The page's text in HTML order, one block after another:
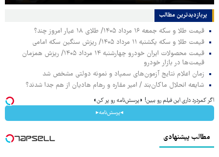
پربازدیدترین‌ مطالب
قیمت طلا و سکه جمعه ۱۶ مرداد ۱۴۰۵/ طلای ۱۸ عیار امروز چند؟
قیمت طلا و سکه یکشنبه ۱۱ مرداد ۱۴۰۵/ ریزش سنگین سکه امامی
قیمت محصولات ایران خودرو چهارشنبه ۱۴ مرداد ۱۴۰۵/ ریزش همزمان
قیمت‌ها در بازار خودرو
زمان اعلام نتایج آزمون‌های سمپاد و نمونه دولتی مشخص شد
شایعه انحلال ماکان‌بند / امیر مقاره و رهام هادیان از هم جدا شدند؟
اگر کمردرد داری این فیلم رو ببین! ◗پرسش‌نامه رو پر کن◖
◂پرسش‌نامه▸
مطالب پیشنهادی